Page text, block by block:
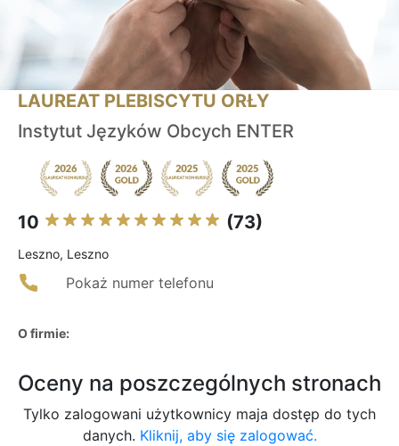
LAUREAT PLEBISCYTU ORŁY
Instytut Języków Obcych ENTER
10 (73)
Leszno, Leszno
Pokaż numer telefonu
O firmie:
Oceny na poszczególnych stronach
Tylko zalogowani użytkownicy maja dostęp do tych
danych. Kliknij, aby się zalogować.